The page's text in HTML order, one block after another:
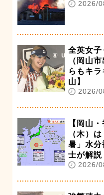
2026/
全英女子
（岡山
らもキ
山】
2026/
【岡山
（木）
暑」水
士が解説
2026/